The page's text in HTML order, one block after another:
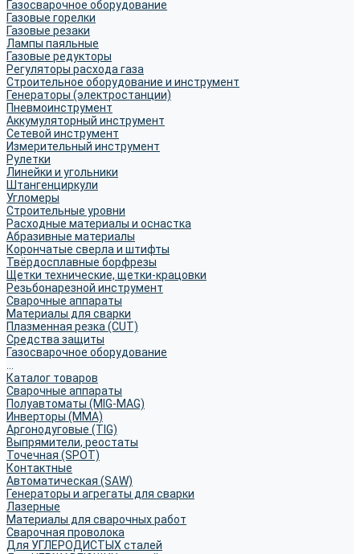
Газосварочное оборудование
Газовые горелки
Газовые резаки
Лампы паяльные
Газовые редукторы
Регуляторы расхода газа
Строительное оборудование и инструмент
Генераторы (электростанции)
Пневмоинструмент
Аккумуляторный инструмент
Сетевой инструмент
Измерительный инструмент
Рулетки
Линейки и угольники
Штангенциркули
Угломеры
Строительные уровни
Расходные материалы и оснастка
Абразивные материалы
Корончатые сверла и штифты
Твёрдосплавные борфрезы
Щетки технические, щетки-крацовки
Резьбонарезной инструмент
Сварочные аппараты
Материалы для сварки
Плазменная резка (CUT)
Средства защиты
Газосварочное оборудование
Каталог товаров
Сварочные аппараты
Полуавтоматы (MIG-MAG)
Инверторы (MMA)
Аргонодуговые (TIG)
Выпрямители, реостаты
Точечная (SPOT)
Контактные
Автоматическая (SAW)
Генераторы и агрегаты для сварки
Лазерные
Материалы для сварочных работ
Сварочная проволока
Для УГЛЕРОДИСТЫХ сталей